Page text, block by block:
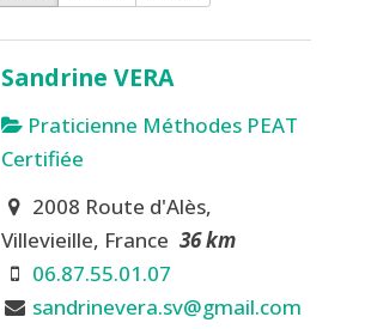
Sandrine VERA
Praticienne Méthodes PEAT
Certifiée
2008 Route d'Alès,
Villevieille, France 36 km
06.87.55.01.07
sandrinevera.sv@gmail.com